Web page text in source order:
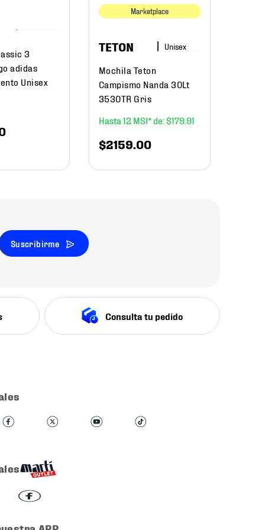
3
adidas
Unisex
Marketplace
TETON
Mochila Teton
Campismo Nanda 30Lt
3530TR Gris
12
$179. 91
$2159.00
Suscribirme
Consulta tu pedido